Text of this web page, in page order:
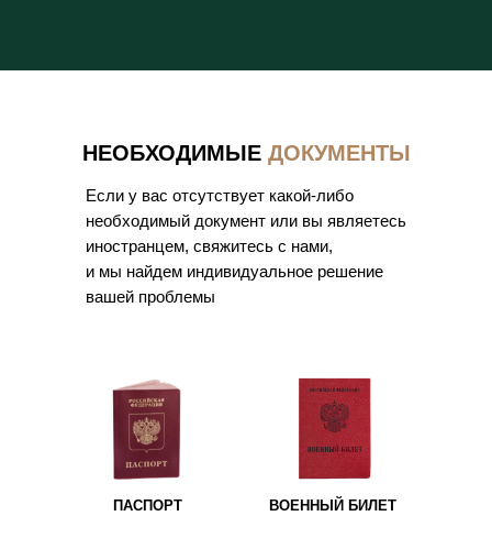
НЕОБХОДИМЫЕ ДОКУМЕНТЫ
Если у вас отсутствует какой-либо
необходимый документ или вы являетесь
иностранцем, свяжитесь с нами,
и мы найдем индивидуальное решение
вашей проблемы
ПАСПОРТ ВОЕННЫЙ БИЛЕТ